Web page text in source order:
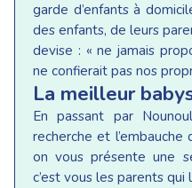
garde d’enfants à
des enfants, de leurs
devise : « ne jamais
ne confierait pas nos
La meilleur
En passant par
recherche et
on vous présente une
c’est vous les parents qui